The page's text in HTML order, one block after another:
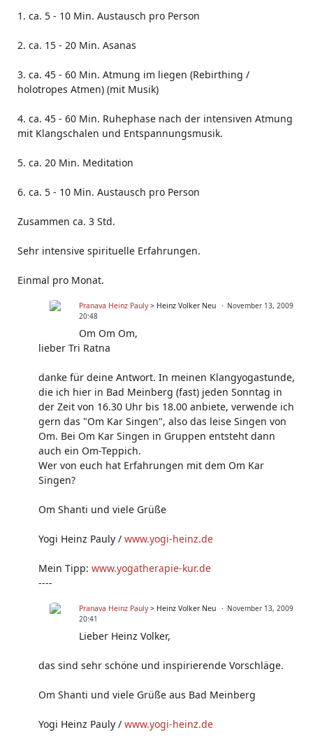
1. ca. 5 - 10 Min. Austausch pro Person
2. ca. 15 - 20 Min. Asanas
3. ca. 45 - 60 Min. Atmung im liegen (Rebirthing /
holotropes Atmen) (mit Musik)
4. ca. 45 - 60 Min. Ruhephase nach der intensiven Atmung
mit Klangschalen und Entspannungsmusik.
5. ca. 20 Min. Meditation
6. ca. 5 - 10 Min. Austausch pro Person
Zusammen ca. 3 Std.
Sehr intensive spirituelle Erfahrungen.
Einmal pro Monat.
Pranava Heinz Pauly> Heinz Volker Neu
November 13, 2009
20:48
Om Om Om,
lieber Tri Ratna
danke für deine Antwort. In meinen Klangyogastunde,
die ich hier in Bad Meinberg (fast) jeden Sonntag in
der Zeit von 16.30 Uhr bis 18.00 anbiete, verwende ich
gern das "Om Kar Singen", also das leise Singen von
Om. Bei Om Kar Singen in Gruppen entsteht dann
auch ein Om-Teppich.
Wer von euch hat Erfahrungen mit dem Om Kar
Singen?
Om Shanti und viele Grüße
Yogi Heinz Pauly / www.yogi-heinz.de
Mein Tipp: www.yogatherapie-kur.de
----
Pranava Heinz Pauly> Heinz Volker Neu
November 13, 2009
20:41
Lieber Heinz Volker,
das sind sehr schöne und inspirierende Vorschläge.
Om Shanti und viele Grüße aus Bad Meinberg
Yogi Heinz Pauly / www.yogi-heinz.de